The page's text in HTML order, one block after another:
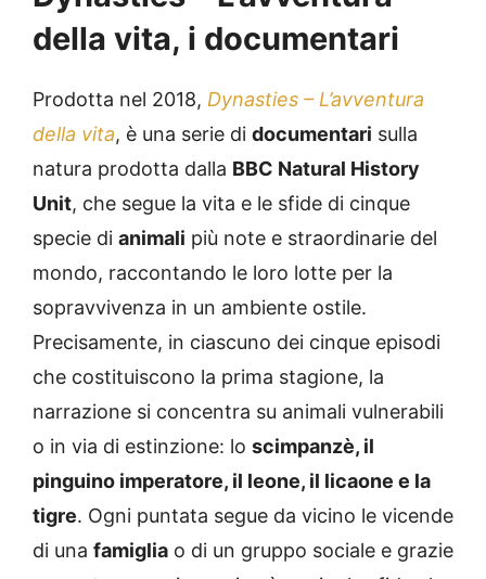
della vita, i documentari
Prodotta nel 2018, Dynasties – L’avventura
della vita, è una serie di documentari sulla
natura prodotta dalla BBC Natural History
Unit, che segue la vita e le sfide di cinque
specie di animali più note e straordinarie del
mondo, raccontando le loro lotte per la
sopravvivenza in un ambiente ostile.
Precisamente, in ciascuno dei cinque episodi
che costituiscono la prima stagione, la
narrazione si concentra su animali vulnerabili
o in via di estinzione: lo scimpanzè, il
pinguino imperatore, il leone, il licaone e la
tigre. Ogni puntata segue da vicino le vicende
di una famiglia o di un gruppo sociale e grazie